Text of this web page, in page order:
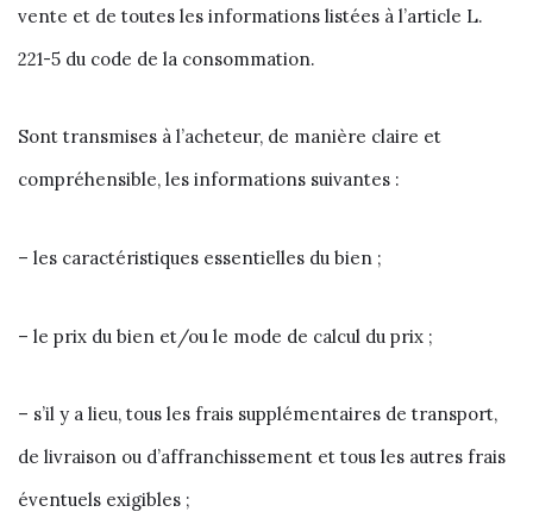
vente et de toutes les informations listées à l’article L.
221-5 du code de la consommation.
Sont transmises à l’acheteur, de manière claire et
compréhensible, les informations suivantes :
– les caractéristiques essentielles du bien ;
– le prix du bien et/ou le mode de calcul du prix ;
– s’il y a lieu, tous les frais supplémentaires de transport,
de livraison ou d’affranchissement et tous les autres frais
éventuels exigibles ;